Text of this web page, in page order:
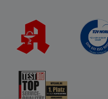
Impressum
Datenschutz
Cookie-Einstellungen
Rückgabe/Widerruf